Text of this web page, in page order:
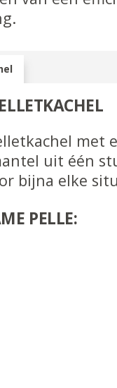
met
uit één
bijna elke
PELLE: